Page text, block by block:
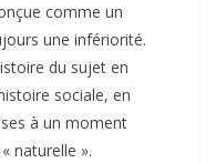
comme un
une infériorité.
du sujet en
sociale, en
à un moment
naturelle ».